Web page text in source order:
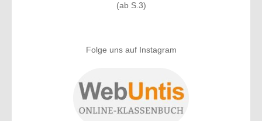
(ab S.3)
Folge uns auf Instagram